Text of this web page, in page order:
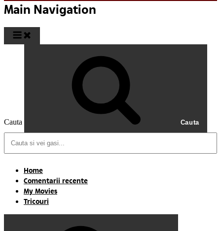
Main Navigation
Cauta Cauta
Home
Comentarii recente
My Movies
Tricouri